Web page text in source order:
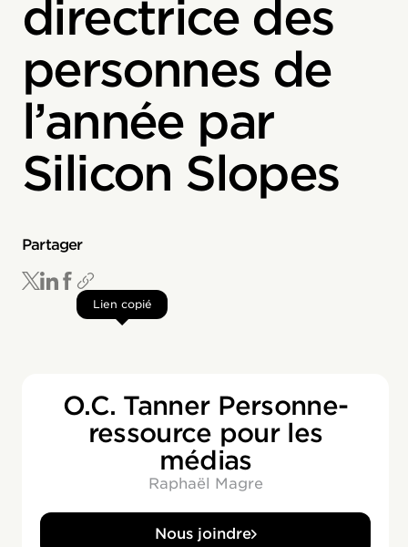
directrice des
personnes de
l’année par
Silicon Slopes
Partager
Lien copié
O.C. Tanner Personne-
ressource pour les
médias
Raphaël Magre
Nous joindre